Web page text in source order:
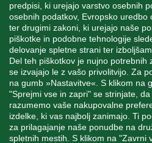
predpisi, ki urejajo varstvo osebnih
osebnih podatkov, Evropsko
ter drugimi zakoni, ki urejajo naše
piškotke in podobne tehnologije
delovanje spletne strani ter
Del teh piškotkov je nujno potrebnih
se izvajajo le z vašo privolitvijo. Za
na gumb »Nastavitve«. S klikom na
"Sprejmi vse in zapri" se strinjate,
razumemo vaše nakupovalne
izdelke, ki vas najbolj zanimajo. Ti
za prilagajanje naše ponudbe na
spletnih mestih. S klikom na "Zavrni
MOJ
STORITEV ZA